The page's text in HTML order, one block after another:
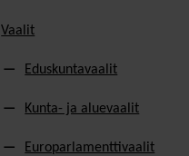
Vaalit
Eduskuntavaalit
Kunta- ja aluevaalit
Europarlamenttivaalit